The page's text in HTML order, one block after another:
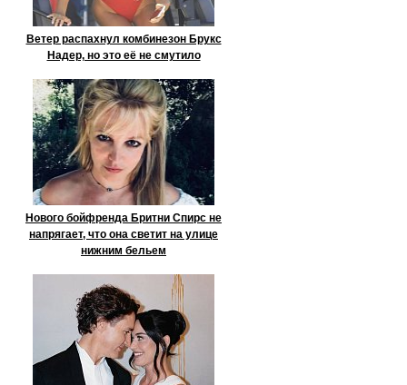
Ветер распахнул комбинезон Брукс
Надер, но это её не смутило
Нового бойфренда Бритни Спирс не
напрягает, что она светит на улице
нижним бельем